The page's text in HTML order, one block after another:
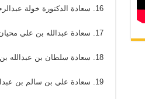
16. سعادة الدكتورة خولة عبدالرحمن الملا، رئيس هيئة شؤون الأسرة.
17. سعادة عبدالله بن علي محيان الكتبي، رئيس هيئة الشارقة الصحية.
18. سعادة سلطان بن عبدالله بن هده السويدي، رئيس دائرة التنمية الاقتصادية.
19. سعادة علي بن سالم بن عبدالرحمن المدفع، رئيس هيئة مطار الشارقة الدولي.